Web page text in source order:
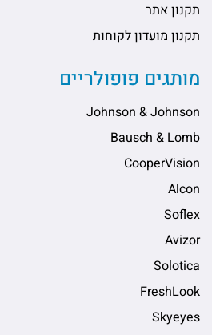
תקנון אתר
תקנון מועדון לקוחות
מותגים פופולריים
Johnson & Johnson
Bausch & Lomb
CooperVision
Alcon
Soflex
Avizor
Solotica
FreshLook
Skyeyes